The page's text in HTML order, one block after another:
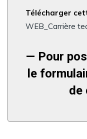
Télécharger
WEB_Carrière
— Pour
le
de